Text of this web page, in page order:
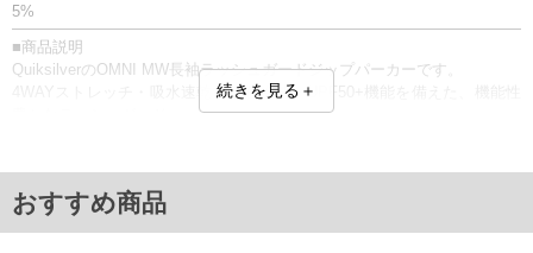
5%
■商品説明
QuiksilverのOMNI MW長袖ラッシュガードジップパーカーです。
4WAYストレッチ・吸水速乾・接触冷感・UPF50+機能を備えた、機能性
プリント／UVカット(UPF50+)／4WAYストレッチ／速乾／接触冷感
続きを見る＋
おすすめ商品